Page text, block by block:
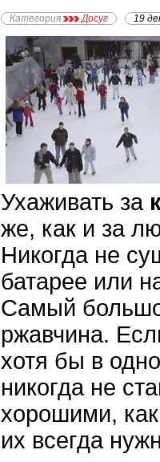
Категория Досуг 19
Ухаживать за
же, как и за
Никогда не
батарее или
Самый
ржавчина.
хотя бы в
никогда не
хорошими,
их всегда